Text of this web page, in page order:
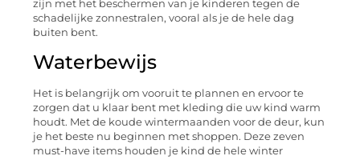
zijn met het beschermen van je kinderen tegen de
schadelijke zonnestralen, vooral als je de hele dag
buiten bent.
Waterbewijs
Het is belangrijk om vooruit te plannen en ervoor te
zorgen dat u klaar bent met kleding die uw kind warm
houdt. Met de koude wintermaanden voor de deur, kun
je het beste nu beginnen met shoppen. Deze zeven
must-have items houden je kind de hele winter